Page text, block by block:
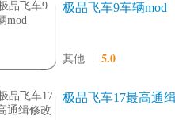
极品飞车9车辆mod
其他 5.0
极品飞车17最高通